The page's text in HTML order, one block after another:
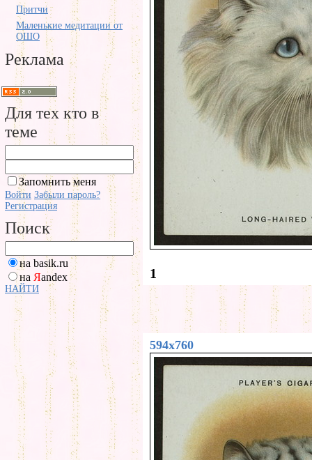
Притчи
Маленькие медитации от
ОШО
Реклама
Для тех кто в
теме
Запомнить меня
Войти Забыли пароль?
Регистрация
Поиск
на basik.ru
на Яandex
НАЙТИ
1
594x760